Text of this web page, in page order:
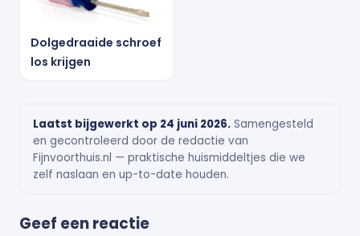
Dolgedraaide schroef
los krijgen
Laatst bijgewerkt op 24 juni 2026. Samengesteld
en gecontroleerd door de redactie van
Fijnvoorthuis.nl — praktische huismiddeltjes die we
zelf naslaan en up-to-date houden.
Geef een reactie